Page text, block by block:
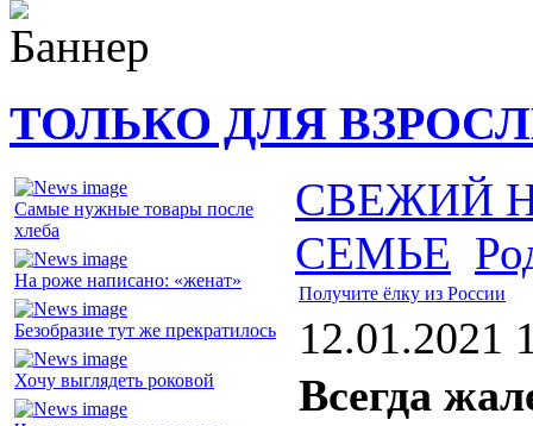
ТОЛЬКО ДЛЯ
Самые нужные товары после
хлеба
На роже написано: «женат»
Безобразие тут же прекратилось
Хочу выглядеть роковой
СВЕЖИЙ
СЕМЬЕ
Получите ёлку из России
12.01.2021
Всегда